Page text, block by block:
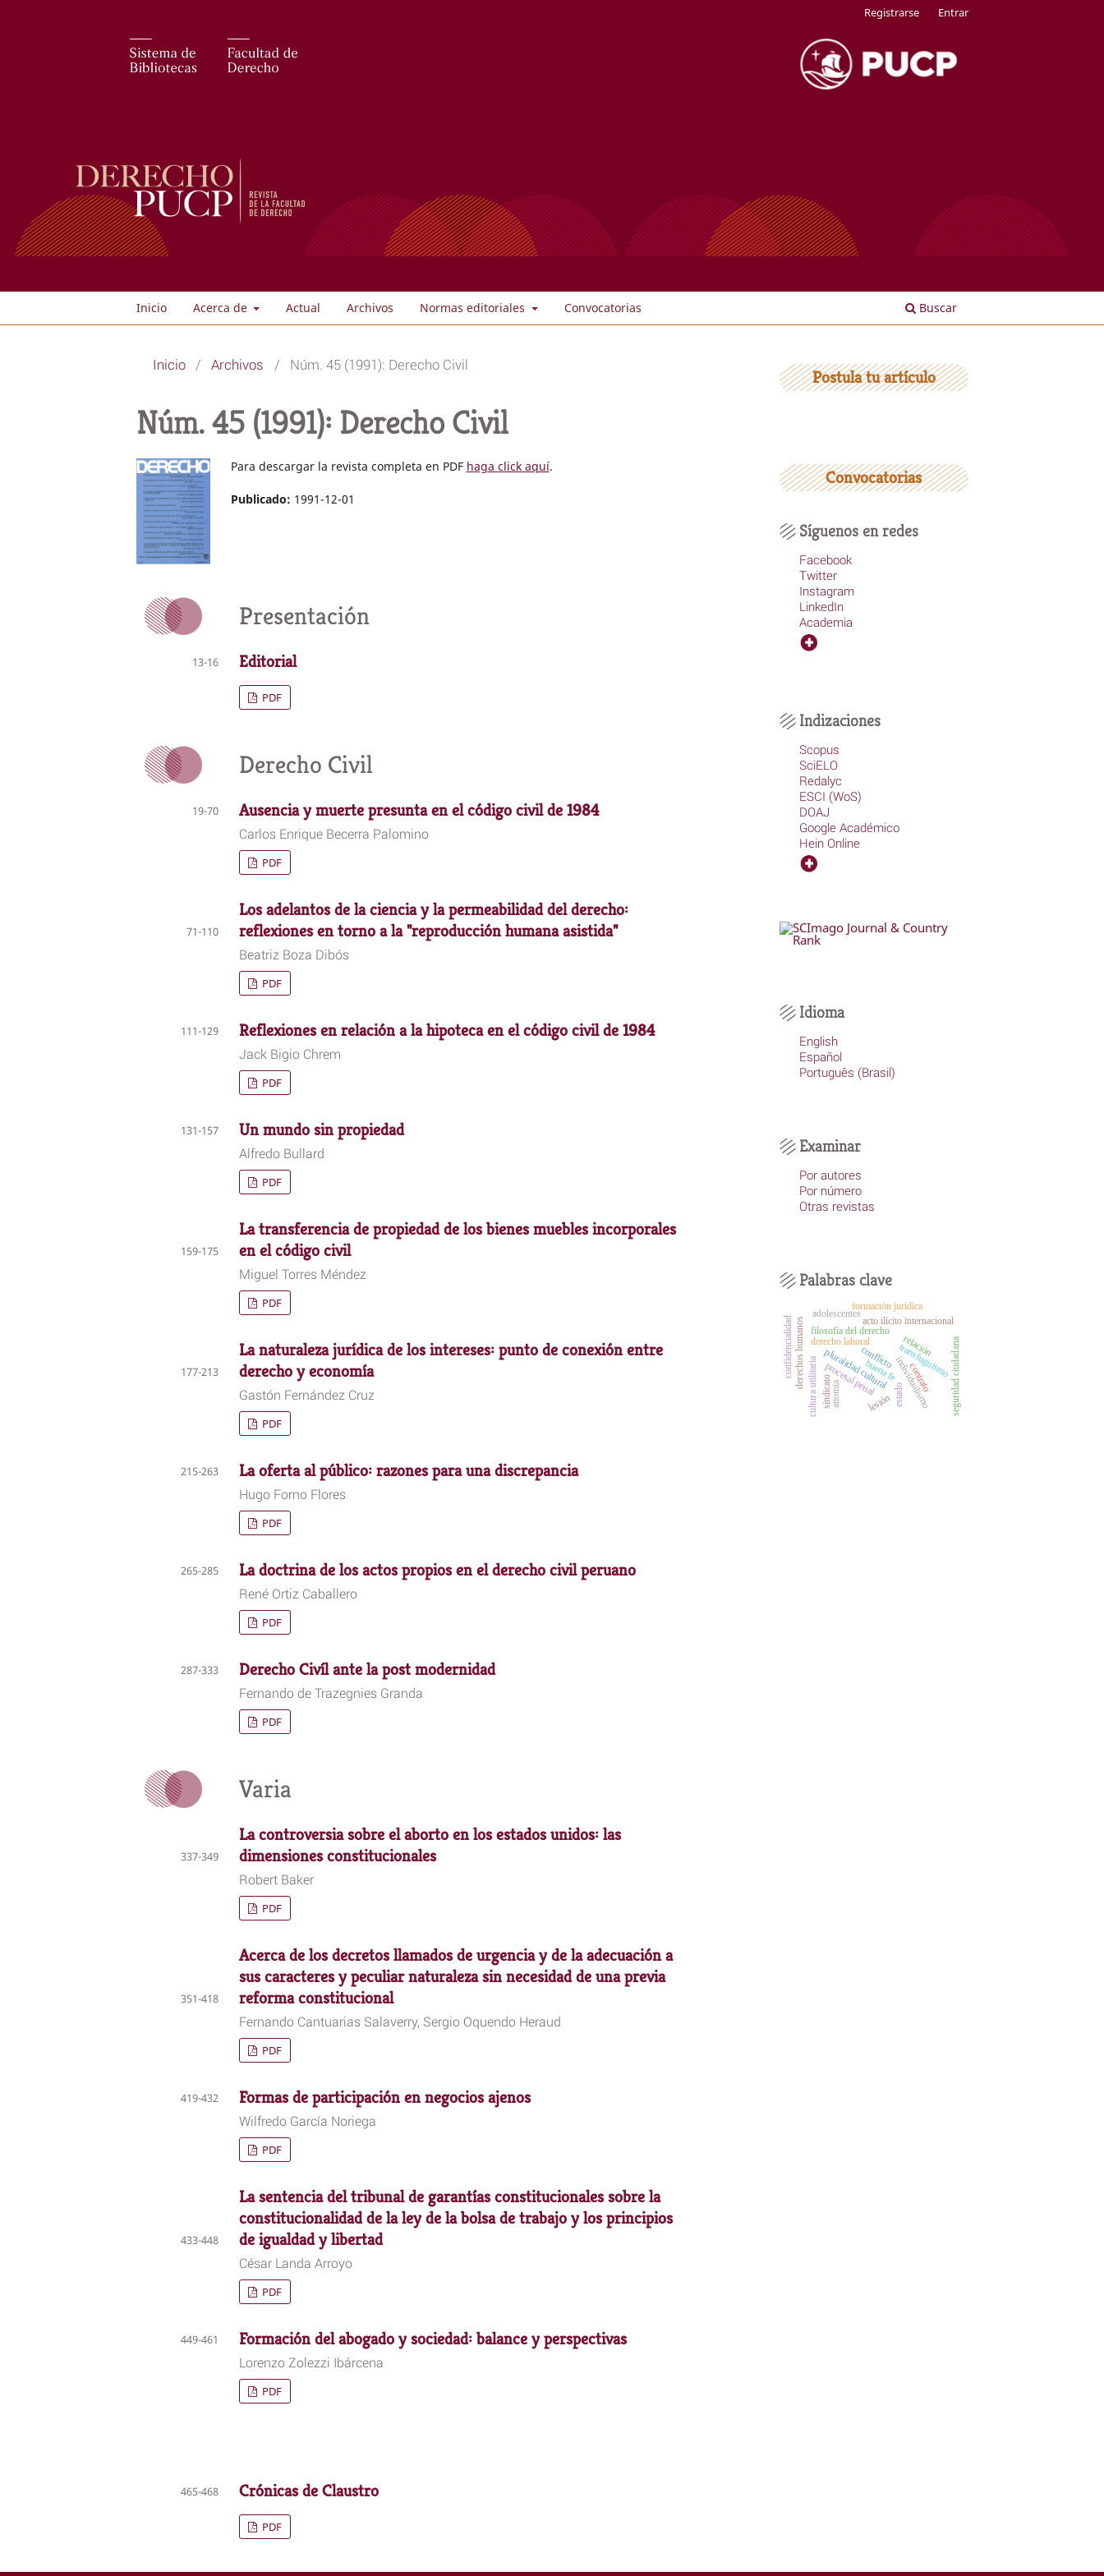
Inicio Acerca de Actual Archivos Normas editoriales Convocatorias Buscar
Registrarse Entrar
Inicio / Archivos / Núm. 45 (1991): Derecho Civil
Núm. 45 (1991): Derecho Civil
Para descargar la revista completa en PDF haga click aquí.
Publicado: 1991-12-01
Presentación
Editorial
13-16
PDF
Derecho Civil
Ausencia y muerte presunta en el código civil de 1984
Carlos Enrique Becerra Palomino
19-70
PDF
Los adelantos de la ciencia y la permeabilidad del derecho:
reflexiones en torno a la "reproducción humana asistida"
Beatriz Boza Dibós
71-110
PDF
Reflexiones en relación a la hipoteca en el código civil de 1984
Jack Bigio Chrem
111-129
PDF
Un mundo sin propiedad
Alfredo Bullard
131-157
PDF
La transferencia de propiedad de los bienes muebles incorporales
en el código civil
Miguel Torres Méndez
159-175
PDF
La naturaleza jurídica de los intereses: punto de conexión entre
derecho y economía
Gastón Fernández Cruz
177-213
PDF
La oferta al público: razones para una discrepancia
Hugo Forno Flores
215-263
PDF
La doctrina de los actos propios en el derecho civil peruano
René Ortiz Caballero
265-285
PDF
Derecho Civíl ante la post modernidad
Fernando de Trazegnies Granda
287-333
PDF
Varia
La controversia sobre el aborto en los estados unidos: las
dimensiones constitucionales
Robert Baker
337-349
PDF
Acerca de los decretos llamados de urgencia y de la adecuación a
sus caracteres y peculiar naturaleza sin necesidad de una previa
reforma constitucional
Fernando Cantuarias Salaverry, Sergio Oquendo Heraud
351-418
PDF
Formas de participación en negocios ajenos
Wilfredo García Noriega
419-432
PDF
La sentencia del tribunal de garantías constitucionales sobre la
constitucionalidad de la ley de la bolsa de trabajo y los principios
de igualdad y libertad
César Landa Arroyo
433-448
PDF
Formación del abogado y sociedad: balance y perspectivas
Lorenzo Zolezzi Ibárcena
449-461
PDF
Crónicas de Claustro
465-468
PDF
Postula tu artículo
Convocatorias
Síguenos en redes
Facebook
Twitter
Instagram
LinkedIn
Academia
Indizaciones
Scopus
SciELO
Redalyc
ESCI (WoS)
DOAJ
Google Académico
Hein Online
Idioma
English
Español
Português (Brasil)
Examinar
Por autores
Por número
Otras revistas
Palabras clave
derecho laboral
derechos humanos individualismo
pluralidad cultural
filosofía del derecho
transfuguismo
anomia
cultura utilitaria seguridad ciudadana
procesal penal
conflicto
acto ilícito internacional
estado
confidencialidad
adolescentes
formación jurídica
lesión
contrato
buena fe
sindicato
relación